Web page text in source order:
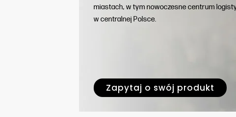
miastach, w tym nowoczesne centrum
w centralnej Polsce.
Zapytaj o swój produkt